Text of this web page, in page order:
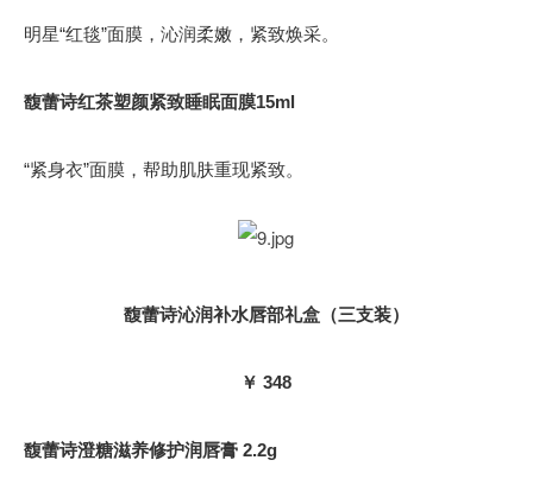
明星“红毯”面膜，沁润柔嫩，紧致焕采。
馥蕾诗红茶塑颜紧致睡眠面膜15ml
“紧身衣”面膜，帮助肌肤重现紧致。
馥蕾诗沁润补水唇部礼盒（三支装）
￥ 348
馥蕾诗澄糖滋养修护润唇膏 2.2g